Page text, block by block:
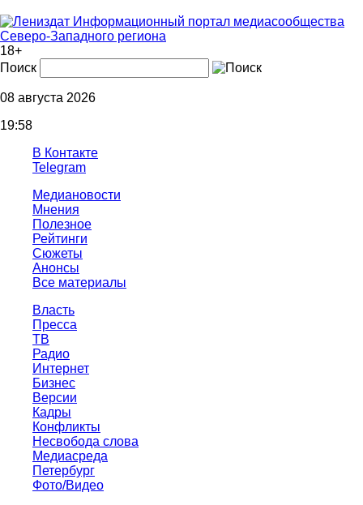
Информационный портал медиасообщества
Северо-Западного региона
18+
Поиск
08 августа 2026
19:58
В Контакте
Telegram
Медиановости
Мнения
Полезное
Рейтинги
Сюжеты
Анонсы
Все материалы
Власть
Пресса
ТВ
Радио
Интернет
Бизнес
Версии
Кадры
Конфликты
Несвобода слова
Медиасреда
Петербург
Фото/Видео